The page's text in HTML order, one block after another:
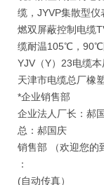
缆，JYVP集散型
燃双屏蔽控制电缆
缆耐温105℃，90℃
YJV（Y）23电缆
天津市电缆总厂橡
*企业销售部
企业法人厂长：郝
总：郝国庆
销售部 （欢迎您的
：
(自动传真）